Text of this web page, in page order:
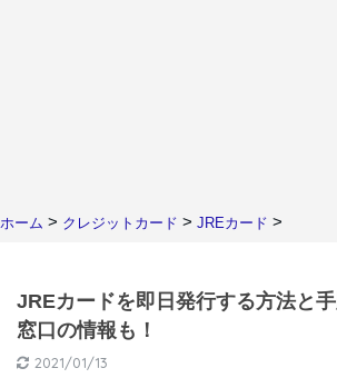
ホーム > クレジットカード > JREカード >
JREカードを即日発行する方法と
窓口の情報も！
2021/01/13